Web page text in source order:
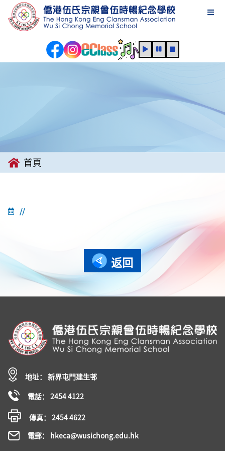
首頁
//
返回
地址： 新界屯門建生邨
電話： 2454 4122
傳真： 2454 4622
電郵： hkeca@wusichong.edu.hk